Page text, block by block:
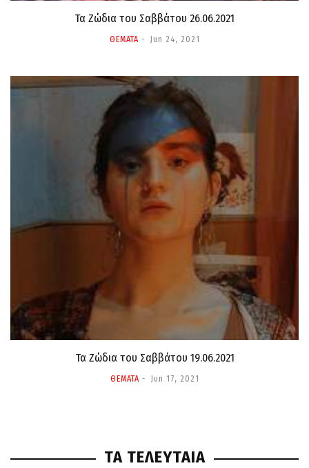
Τα Ζώδια τoυ Σαββάτου 26.06.2021
ΘΕΜΑΤΑ Jun 24, 2021
Τα Ζώδια τoυ Σαββάτου 19.06.2021
ΘΕΜΑΤΑ Jun 17, 2021
ΤΑ ΤΕΛΕΥΤΑΙΑ